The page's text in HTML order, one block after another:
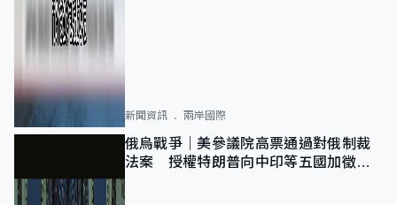
新聞資訊 兩岸國際
俄烏戰爭｜美參議院高票通過對俄制裁
法案 授權特朗普向中印等五國加徵
100%關稅